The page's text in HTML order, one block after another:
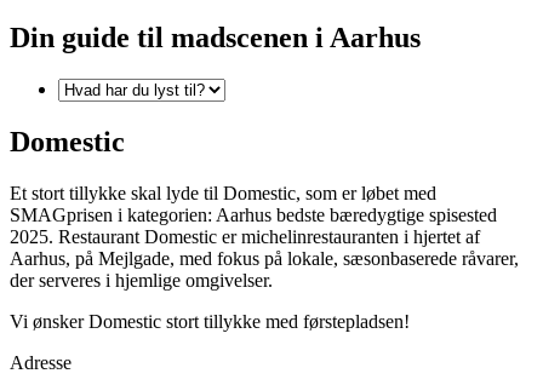
Din guide til madscenen i Aarhus
Domestic
Et stort tillykke skal lyde til Domestic, som er løbet med
SMAGprisen i kategorien: Aarhus bedste bæredygtige spisested
2025. Restaurant Domestic er michelinrestauranten i hjertet af
Aarhus, på Mejlgade, med fokus på lokale, sæsonbaserede råvarer,
der serveres i hjemlige omgivelser.
Vi ønsker Domestic stort tillykke med førstepladsen!
Adresse